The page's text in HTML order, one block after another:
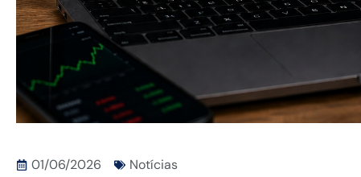
01/06/2026 Notícias